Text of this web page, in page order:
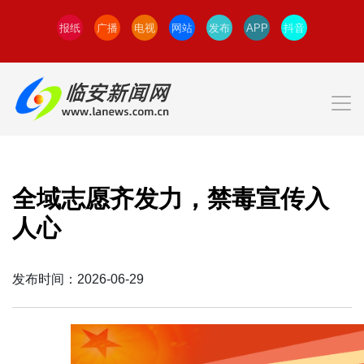
报纸 广播 电视 网站 发布 APP 抖音
全域志愿齐发力，禁毒宣传入
人心
发布时间：2026-06-29